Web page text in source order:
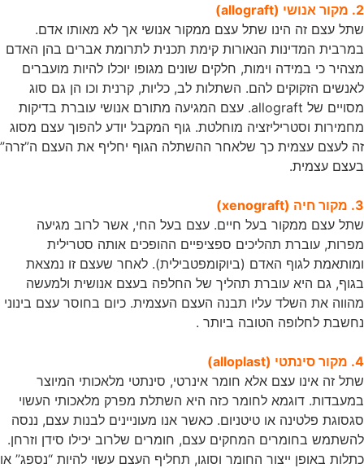
2. מקור אנושי (allograft)
שתל עצם זה הינו שתל עצם ממקור אנושי אך לא מאותו אדם.
במרבית המדינות הנאורות קימת תכנית לתרומת אברים בהן האדם
מצהיר כי במידה וימות, חלקים שונים מגופו יוכלו להיות מועברים
לאנשים הזקוקים להם. השתלות לב, כליות, קרנית וכו הן גם סוג
מסויים של allograft. עצם המגיעה מתורם אנושי עוברת בדיקות
מחמירות וסטריליזציה מוחלטת. גוף המקבל יודע להפוך עצם מסוג
זה לעצם עצמית כך שלאחר ההשתלה הגוף יחליף את העצם ה”זרה”
בעצם עצמית.
3. מקור חיה (xenograft)
שתל עצם ממקור בעל חיים. עצם בעל החי, אשר לרוב מגיעה
מפרות, עוברת תהליכים ספציפיים ההופכים אותה סטרילית
ומותאמת לגוף האדם (ביוקומפטבילית). לאחר שעצם זו נמצאת
בגוף, גם היא עוברת תהליך של החלפה בעצם אנושית ולמעשה
מהווה את השלד עליו תבנה העצם העצמית. כיום בחוסר עצם בינוני
נחשבת לחלופה הטובה ביותר .
4. מקור סינתטי (alloplast)
שתל זה אינו עצם אלא חומר אינרטי, סינתטי מלאכותי המיוצר
במעבדות. דוגמא לחומר כזה היא השתלת מפרק מלאכותי העשוי
סגסוגת פלטינה או טיטניום. כאשר אנו מעוניינים לבנות עצם, ננסה
להשתמש בחומרים המחקים עצם, חומרים שלרוב יכילו סידן וזרחן.
כתלות באופן ייצור החומר וסוגו, תחליף העצם עשוי להיות “נספג” או